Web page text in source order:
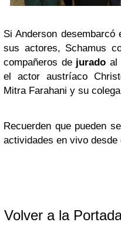
Si Anderson
sus actores, Schamus
compañeros de jurado al
el actor austríaco
Mitra Farahani y su
Recuerden que pueden
actividades en vivo desde
Volver a la